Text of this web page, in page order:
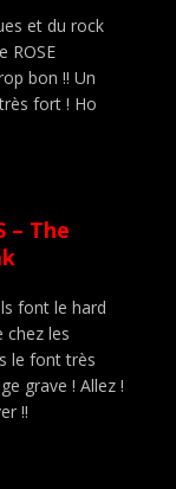
et du rock
ROSE
bon !! Un
fort ! Ho
– The
font le hard
chez les
le font très
grave ! Allez !
!!